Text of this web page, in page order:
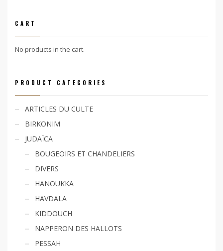
CART
No products in the cart.
PRODUCT CATEGORIES
ARTICLES DU CULTE
BIRKONIM
JUDAÏCA
BOUGEOIRS ET CHANDELIERS
DIVERS
HANOUKKA
HAVDALA
KIDDOUCH
NAPPERON DES HALLOTS
PESSAH